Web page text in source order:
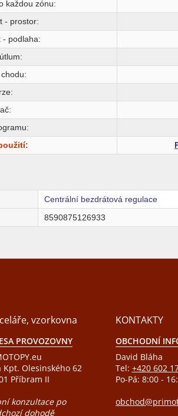
každou zónu:
- prostor:
- podlaha:
Centrální bezdrátová regulace
8590875126933
vzorkovna
PROVOZOVNY
Olesinského 62
Příbram II
konzultace po
dohodě
KONTAKTY
OBCHODNÍ
David Bláha
Tel: +420 602
Po-Pá: 8:00 -